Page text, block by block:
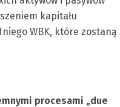
kapitału
WBK, które zostaną
procesami „due